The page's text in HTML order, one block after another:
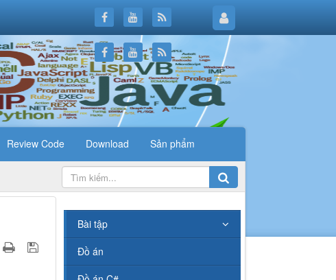
Review Code Download Sản phẩm
Bài tập
Đồ án